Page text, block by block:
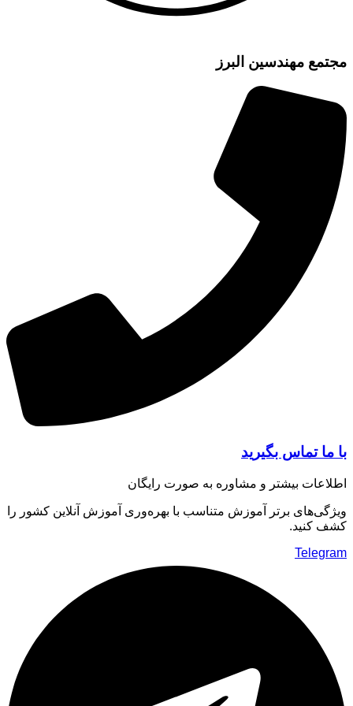
مهندسین البرز
تماس بگیرید
بیشتر و مشاوره به صورت رایگان
برتر آموزش متناسب با بهره‌وری آموزش آنلاین کشور را
کنید.